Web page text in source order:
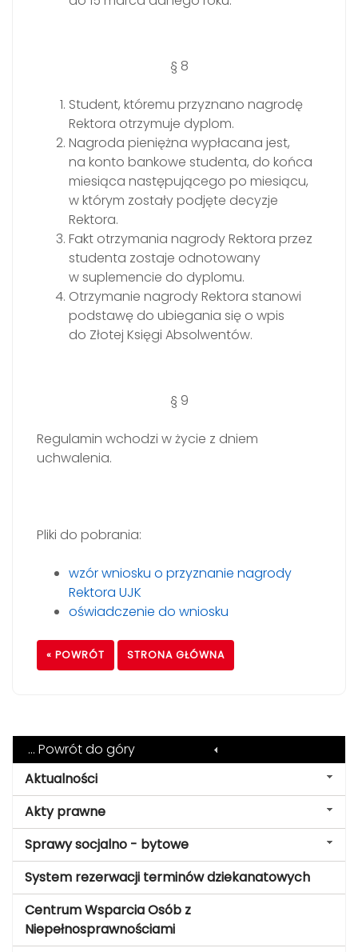
§ 8
Student, któremu przyznano nagrodę
Rektora otrzymuje dyplom.
Nagroda pieniężna wypłacana jest,
na konto bankowe studenta, do końca
miesiąca następującego po miesiącu,
w którym zostały podjęte decyzje
Rektora.
Fakt otrzymania nagrody Rektora przez
studenta zostaje odnotowany
w suplemencie do dyplomu.
Otrzymanie nagrody Rektora stanowi
podstawę do ubiegania się o wpis
do Złotej Księgi Absolwentów.
§ 9
Regulamin wchodzi w życie z dniem
uchwalenia.
Pliki do pobrania:
wzór wniosku o przyznanie nagrody
Rektora UJK
oświadczenie do wniosku
« POWRÓT STRONA GŁÓWNA
... Powrót do góry
Aktualności
Akty prawne
Sprawy socjalno - bytowe
System rezerwacji terminów dziekanatowych
Centrum Wsparcia Osób z
Niepełnosprawnościami